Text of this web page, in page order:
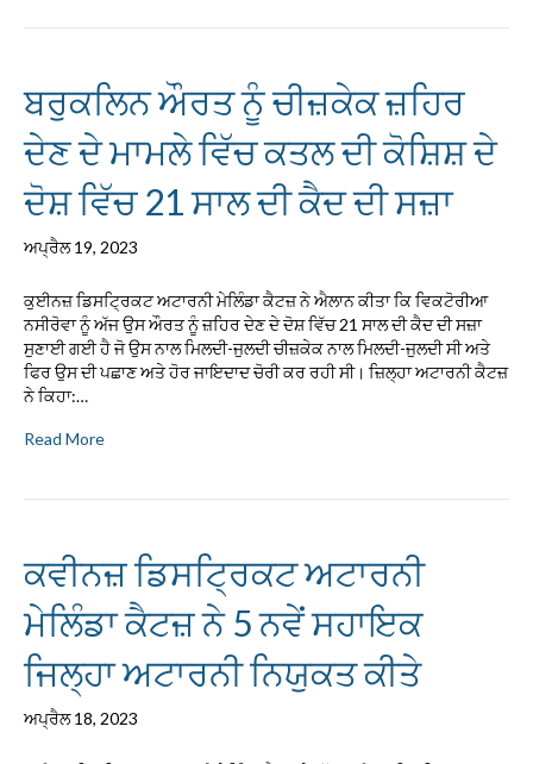
ਬਰੁਕਲਿਨ ਔਰਤ ਨੂੰ ਚੀਜ਼ਕੇਕ ਜ਼ਹਿਰ
ਦੇਣ ਦੇ ਮਾਮਲੇ ਵਿੱਚ ਕਤਲ ਦੀ ਕੋਸ਼ਿਸ਼ ਦੇ
ਦੋਸ਼ ਵਿੱਚ 21 ਸਾਲ ਦੀ ਕੈਦ ਦੀ ਸਜ਼ਾ
ਅਪ੍ਰੈਲ 19, 2023
ਕੁਈਨਜ਼ ਡਿਸਟ੍ਰਿਕਟ ਅਟਾਰਨੀ ਮੇਲਿੰਡਾ ਕੈਟਜ਼ ਨੇ ਐਲਾਨ ਕੀਤਾ ਕਿ ਵਿਕਟੋਰੀਆ
ਨਸੀਰੋਵਾ ਨੂੰ ਅੱਜ ਉਸ ਔਰਤ ਨੂੰ ਜ਼ਹਿਰ ਦੇਣ ਦੇ ਦੋਸ਼ ਵਿੱਚ 21 ਸਾਲ ਦੀ ਕੈਦ ਦੀ ਸਜ਼ਾ
ਸੁਣਾਈ ਗਈ ਹੈ ਜੋ ਉਸ ਨਾਲ ਮਿਲਦੀ-ਜੁਲਦੀ ਚੀਜ਼ਕੇਕ ਨਾਲ ਮਿਲਦੀ-ਜੁਲਦੀ ਸੀ ਅਤੇ
ਫਿਰ ਉਸ ਦੀ ਪਛਾਣ ਅਤੇ ਹੋਰ ਜਾਇਦਾਦ ਚੋਰੀ ਕਰ ਰਹੀ ਸੀ। ਜ਼ਿਲ੍ਹਾ ਅਟਾਰਨੀ ਕੈਟਜ਼
ਨੇ ਕਿਹਾ:…
Read More
ਕਵੀਨਜ਼ ਡਿਸਟ੍ਰਿਕਟ ਅਟਾਰਨੀ
ਮੇਲਿੰਡਾ ਕੈਟਜ਼ ਨੇ 5 ਨਵੇਂ ਸਹਾਇਕ
ਜਿਲ੍ਹਾ ਅਟਾਰਨੀ ਨਿਯੁਕਤ ਕੀਤੇ
ਅਪ੍ਰੈਲ 18, 2023